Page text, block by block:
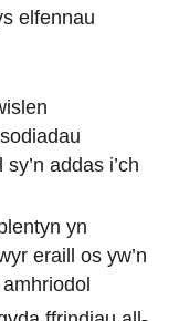
elfennau
addas i’ch
yn
eraill os yw’n